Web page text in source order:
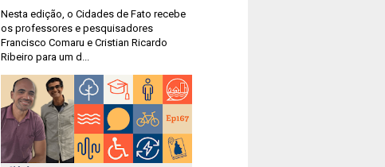
Nesta edição, o Cidades de Fato recebe
os professores e pesquisadores
Francisco Comaru e Cristian Ricardo
Ribeiro para um d...